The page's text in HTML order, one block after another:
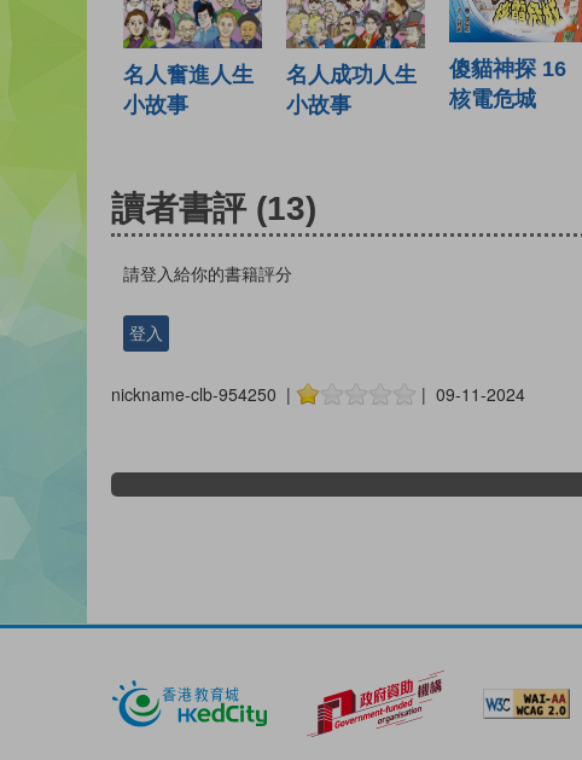
名人奮進人生
小故事
名人成功人生
小故事
傻貓神探 16
核電危城
讀者書評 (13)
請登入給你的書籍評分
登入
nickname-clb-954250 | | 09-11-2024